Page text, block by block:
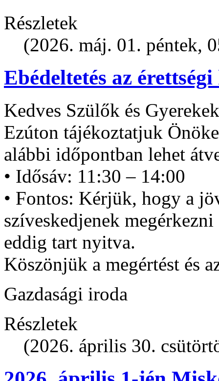
Részletek
(2026. máj. 01. péntek,
Ebédeltetés az
Kedves Szülők és
Ezúton tájékoztatjuk
alábbi időpontban lehet
• Idősáv: 11:30 – 14:00
• Fontos: Kérjük, hogy a
szíveskedjenek
eddig tart nyitva.
Köszönjük a megértést és
Gazdasági iroda
Részletek
(2026. április 30.